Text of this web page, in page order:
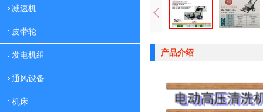
减速机
皮带轮
发电机组
通风设备
机床
产品介绍